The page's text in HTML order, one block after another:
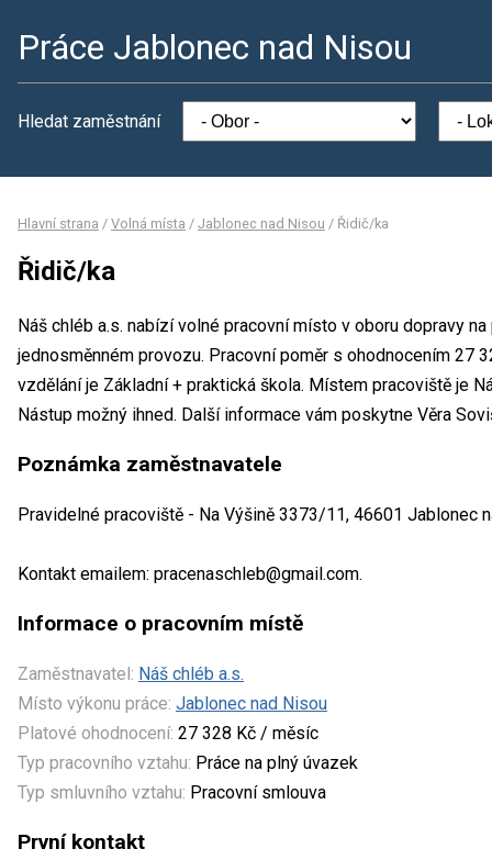
Práce Jablonec nad Nisou
Hledat zaměstnání
Hlavní strana / Volná místa / Jablonec nad Nisou / Řidič/ka
Řidič/ka
Náš chléb a.s. nabízí volné pracovní místo v oboru dopravy
jednosměnném provozu. Pracovní poměr s ohodnocením 27
vzdělání je Základní + praktická škola. Místem pracoviště je
Nástup možný ihned. Další informace vám poskytne Věra
Poznámka zaměstnavatele
Pravidelné pracoviště - Na Výšině 3373/11, 46601 Jablonec
Kontakt emailem: pracenaschleb@gmail.com.
Informace o pracovním místě
Zaměstnavatel: Náš chléb a.s.
Místo výkonu práce: Jablonec nad Nisou
Platové ohodnocení: 27 328 Kč / měsíc
Typ pracovního vztahu: Práce na plný úvazek
Typ smluvního vztahu: Pracovní smlouva
První kontakt